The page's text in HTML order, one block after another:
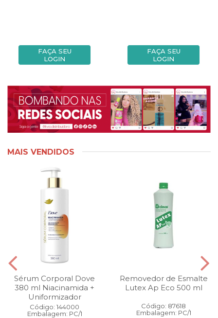
FAÇA SEU
LOGIN
FAÇA SEU
LOGIN
MAIS VENDIDOS
Sérum Corporal Dove
380 ml Niacinamida +
Uniformizador
Código: 144000
Embalagem: PC/1
Removedor de Esmalte
Lutex Ap Eco 500 ml
Código: 87618
Embalagem: PC/1